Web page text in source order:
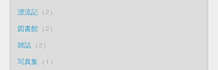
漂流記 2
図書館 2
雑誌 2
写真集 1